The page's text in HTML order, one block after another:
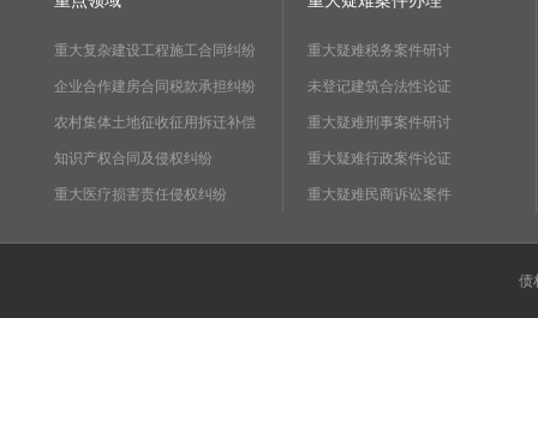
重大复杂建设工程施工合同纠纷
企业合作建房合同税款承担纠纷
农村集体土地征收征用拆迁补偿
知识产权合同及侵权纠纷
重大医疗损害责任侵权纠纷
重大疑难税务案件研讨
未登记建筑合法性论证
重大疑难刑事案件研讨
重大疑难行政案件论证
重大疑难民商诉讼案件
债